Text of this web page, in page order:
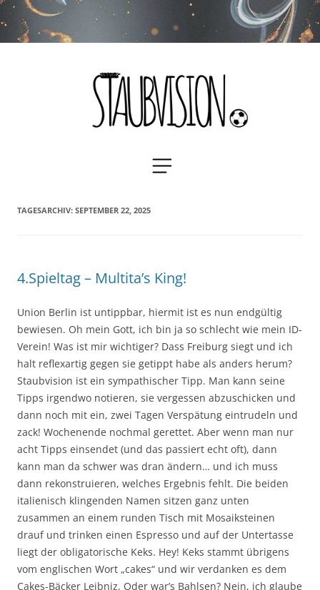
MENÜ
TAGESARCHIV: SEPTEMBER 22, 2025
4.Spieltag – Multita’s King!
Union Berlin ist untippbar, hiermit ist es nun endgültig
bewiesen. Oh mein Gott, ich bin ja so schlecht wie mein ID-
Verein! Was ist mir wichtiger? Dass Freiburg siegt und ich
halt reflexartig gegen sie getippt habe als anders herum?
Staubvision ist ein sympathischer Tipp. Man kann seine
Tipps irgendwo notieren, sie vergessen abzuschicken und
dann noch mit ein, zwei Tagen Verspätung eintrudeln und
zack! Wochenende nochmal gerettet. Aber wenn man nur
acht Tipps einsendet (und das passiert echt oft), dann
kann man da schwer was dran ändern… und ich muss
dann rekonstruieren, welches Ergebnis fehlt. Die beiden
italienisch klingenden Namen sitzen ganz unten
zusammen an einem runden Tisch mit Mosaiksteinen
drauf und trinken einen Espresso und auf der Untertasse
liegt der obligatorische Keks. Hey! Keks stammt übrigens
vom englischen Wort „cakes“ und wir verdanken es dem
Cakes-Bäcker Leibniz. Oder war’s Bahlsen? Nein, ich glaube